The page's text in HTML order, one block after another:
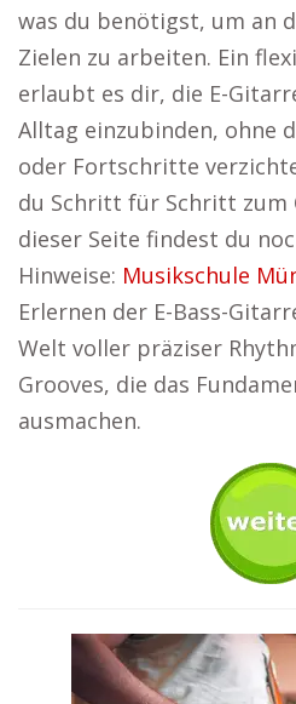
was du benötigst, um an
Zielen zu arbeiten. Ein
erlaubt es dir, die E-
Alltag einzubinden, ohne
oder Fortschritte
du Schritt für Schritt zum
dieser Seite findest du
Hinweise: Musikschule
Erlernen der E-Bass-
Welt voller präziser
Grooves, die das
ausmachen.